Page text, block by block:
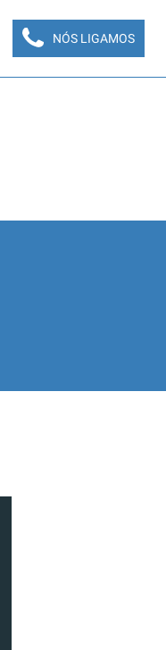
NÓS LIGAMOS